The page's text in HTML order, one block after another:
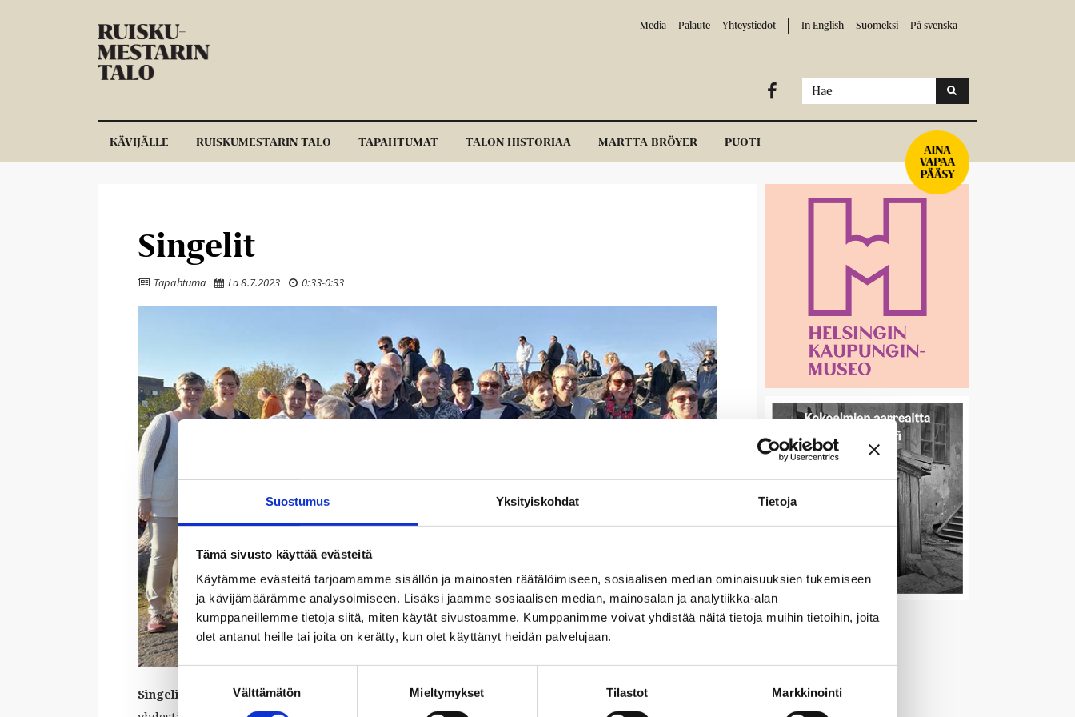
Suostumus Yksityiskohdat Tietoja
Tämä sivusto käyttää evästeitä
Käytämme evästeitä tarjoamamme sisällön ja mainosten räätälöimiseen, sosiaalisen median ominaisuuksien tukemiseen
ja kävijämäärämme analysoimiseen. Lisäksi jaamme sosiaalisen median, mainosalan ja analytiikka-alan
kumppaneillemme tietoja siitä, miten käytät sivustoamme. Kumppanimme voivat yhdistää näitä tietoja muihin tietoihin, joita
olet antanut heille tai joita on kerätty, kun olet käyttänyt heidän palvelujaan.
valinta
Välttämätön Mieltymykset Tilastot Markkinointi
Media Palaute Yhteystiedot In English Suomeksi På svenska

KÄVIJÄLLE RUISKUMESTARIN TALO TAPAHTUMAT TALON HISTORIAA MARTTA BRÖYER PUOTI
Singelit
 Tapahtuma  La 8.7.2023  0:33-0:33
Singelit
on entisten sinkkujen, nykyisten rakkauden lähettiläiden kuoro, jossa lauletaan siitä